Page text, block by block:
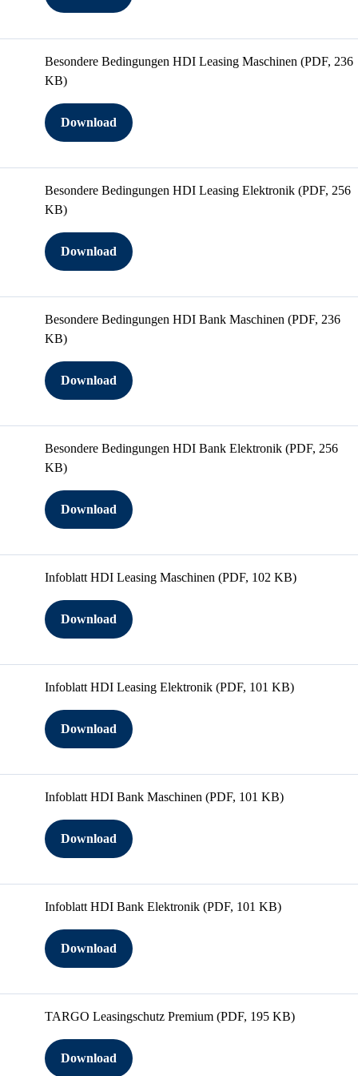
Besondere Bedingungen HDI Leasing Maschinen (PDF, 236
KB)
Download
Besondere Bedingungen HDI Leasing Elektronik (PDF, 256
KB)
Download
Besondere Bedingungen HDI Bank Maschinen (PDF, 236
KB)
Download
Besondere Bedingungen HDI Bank Elektronik (PDF, 256
KB)
Download
Infoblatt HDI Leasing Maschinen (PDF, 102 KB)
Download
Infoblatt HDI Leasing Elektronik (PDF, 101 KB)
Download
Infoblatt HDI Bank Maschinen (PDF, 101 KB)
Download
Infoblatt HDI Bank Elektronik (PDF, 101 KB)
Download
TARGO Leasingschutz Premium (PDF, 195 KB)
Download